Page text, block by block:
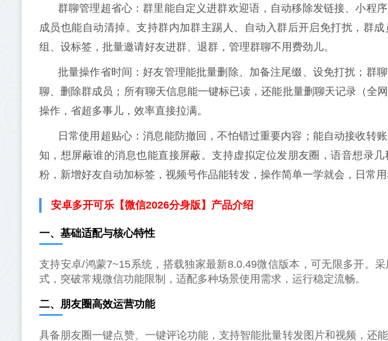
群聊管理超省心：群里能自定义进群欢迎语，自动移除发链接、小程
成员也能自动清掉。支持群内加群主踢人、自动入群后开启免打扰，群
组、设标签，批量邀请好友进群、退群，管理群聊不用费劲儿。
批量操作省时间：好友管理能批量删除、加备注尾缀、设免打扰；群
聊、删除群成员；所有聊天信息能一键标已读，还能批量删聊天记录（全
操作，省超多事儿，效率直接拉满。
日常使用超贴心：消息能防撤回，不怕错过重要内容；能自动接收转
知，想屏蔽谁的消息也能直接屏蔽。支持虚拟定位发朋友圈，语音想录
粉，新增好友自动加标签，视频号作品能转发，操作简单一学就会，日常用
安卓多开可乐【微信2026分身版】产品介绍
一、基础适配与核心特性
支持安卓/鸿蒙7~15系统，搭载独家最新8.0.49微信版本，可无限多开。
式，突破常规微信功能限制，适配多种场景使用需求，运行稳定流畅。
二、朋友圈高效运营功能
具备朋友圈一键点赞、一键评论功能，支持智能批量转发图片和视频，还